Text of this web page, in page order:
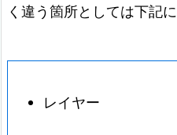
く違う箇所としては下記に
レイヤー